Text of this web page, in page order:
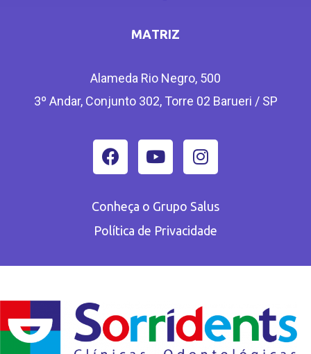
MATRIZ
Alameda Rio Negro, 500
3º Andar, Conjunto 302, Torre 02 Barueri / SP
Conheça o Grupo Salus
Política de Privacidade